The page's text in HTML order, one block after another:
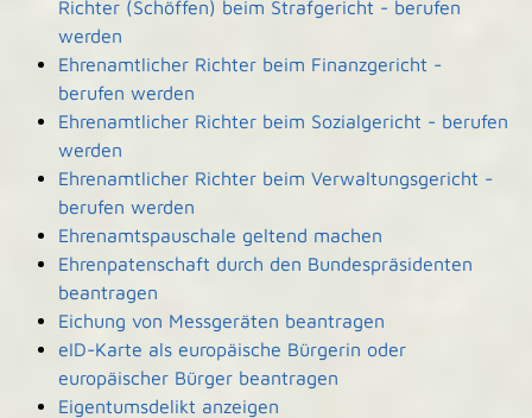
Richter (Schöffen) beim Strafgericht - berufen
werden
Ehrenamtlicher Richter beim Finanzgericht -
berufen werden
Ehrenamtlicher Richter beim Sozialgericht - berufen
werden
Ehrenamtlicher Richter beim Verwaltungsgericht -
berufen werden
Ehrenamtspauschale geltend machen
Ehrenpatenschaft durch den Bundespräsidenten
beantragen
Eichung von Messgeräten beantragen
eID-Karte als europäische Bürgerin oder
europäischer Bürger beantragen
Eigentumsdelikt anzeigen